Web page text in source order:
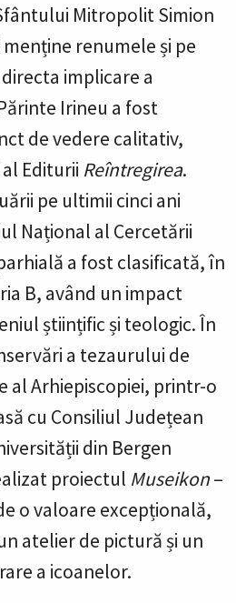
Mitropolit Simion
renumele și pe
implicare a
Irineu a fost
de vedere calitativ,
Editurii Reîntregirea.
pe ultimii cinci ani
Național al Cercetării
a fost clasificată, în
B, având un impact
științific și teologic. În
a tezaurului de
al Arhiepiscopiei, printr-o
cu Consiliul Județean
din Bergen
proiectul Museikon–
o valoare excepțională,
atelier de pictură și un
a icoanelor.